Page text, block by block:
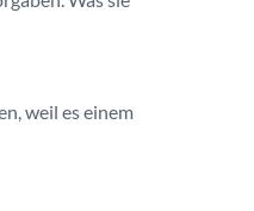
weil es einem